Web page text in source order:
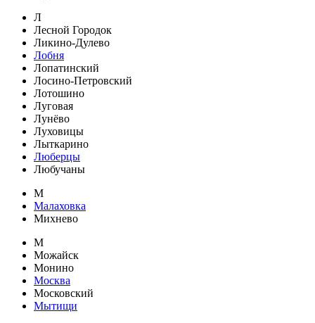
Л
Лесной Городок
Ликино-Дулево
Лобня
Лопатинский
Лосино-Петровский
Лотошино
Луговая
Лунёво
Луховицы
Лыткарино
Люберцы
Любучаны
М
Малаховка
Михнево
М
Можайск
Монино
Москва
Московский
Мытищи